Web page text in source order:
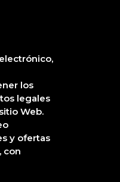
los
legales
Web.
y ofertas
con